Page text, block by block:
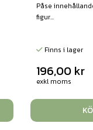
Påse
figur...
Finns i lager
196,00 kr
exkl moms